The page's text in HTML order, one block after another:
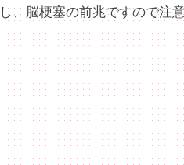
、脳梗塞の前兆ですので注